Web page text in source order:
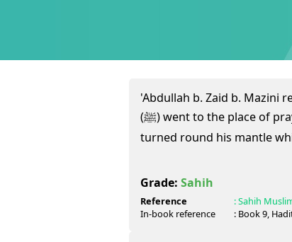
'Abdullah b. Zaid b. Mazini
(ﷺ) went to the place of prayer and prayed for rain and
turned round his mantle
Grade: Sahih
Reference :Sahih
In-book reference
: Book9,